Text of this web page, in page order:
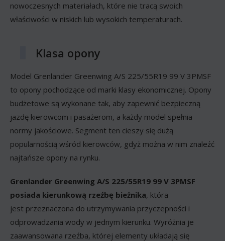
nowoczesnych materiałach, które nie tracą swoich
właściwości w niskich lub wysokich temperaturach.
Klasa opony
Model Grenlander Greenwing A/S 225/55R19 99 V 3PMSF
to opony pochodzące od marki klasy ekonomicznej. Opony
budżetowe są wykonane tak, aby zapewnić bezpieczną
jazdę kierowcom i pasażerom, a każdy model spełnia
normy jakościowe. Segment ten cieszy się dużą
popularnością wśród kierowców, gdyż można w nim znaleźć
najtańsze opony na rynku.
Grenlander Greenwing A/S 225/55R19 99 V 3PMSF
posiada kierunkową rzeźbę bieżnika, która
jest przeznaczona do utrzymywania przyczepności i
odprowadzania wody w jednym kierunku. Wyróżnia je
zaawansowana rzeźba, której elementy układają się